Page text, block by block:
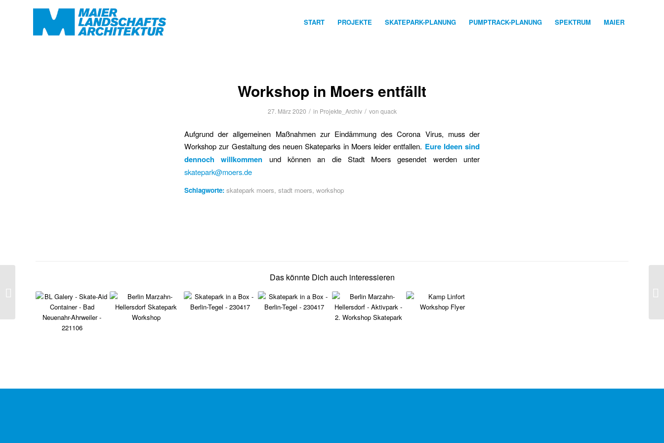
START PROJEKTE SKATEPARK-PLANUNG PUMPTRACK-PLANUNG SPEKTRUM MAIER
Workshop in Moers entfällt
27. März 2020 / in Projekte_Archiv / von quack
Aufgrund der allgemeinen Maßnahmen zur Eindämmung des Corona Virus, muss der
Workshop zur Gestaltung des neuen Skateparks in Moers leider entfallen. Eure Ideen sind
dennoch willkommen und können an die Stadt Moers gesendet werden unter
skatepark@moers.de
Schlagworte: skatepark moers, stadt moers, workshop
Das könnte Dich auch interessieren
Bauabschnitt II
Skatebowls